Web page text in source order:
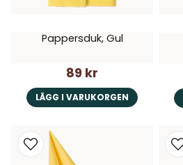
Pappersduk, Gul
89 kr
LÄGG I VARUKORGEN